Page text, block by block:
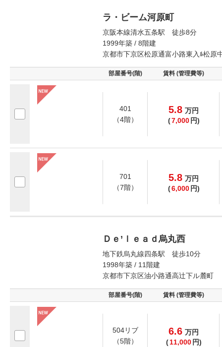
ラ・ビーム河原町
京阪本線清水五条駅 徒歩8分
1999年築 / 8階建
京都市下京区松原通富小路東入ﾙ松原
部屋番号(階) 賃料 (管理費等)
401
（4階）
5.8 万円
(7,000 円)
701
（7階）
5.8 万円
(6,000 円)
Ｄｅ’ｌｅａｄ烏丸西
地下鉄烏丸線四条駅 徒歩10分
1998年築 / 11階建
京都市下京区油小路通高辻下ル麓町
部屋番号(階) 賃料 (管理費等)
504リブ
（5階）
6.6 万円
(11,000 円)